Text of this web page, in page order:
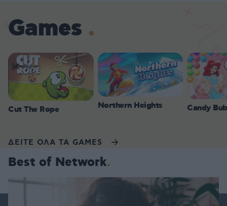
Games
Cut The Rope Northern Heights Candy
ΔΕΙΤΕ ΟΛΑ ΤΑ GAMES
Best of Network